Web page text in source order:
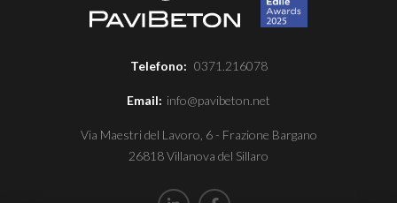
Telefono: 0371.216078
Email: info@pavibeton.net
Via Maestri del Lavoro, 6 - Frazione Bargano
26818 Villanova del Sillaro